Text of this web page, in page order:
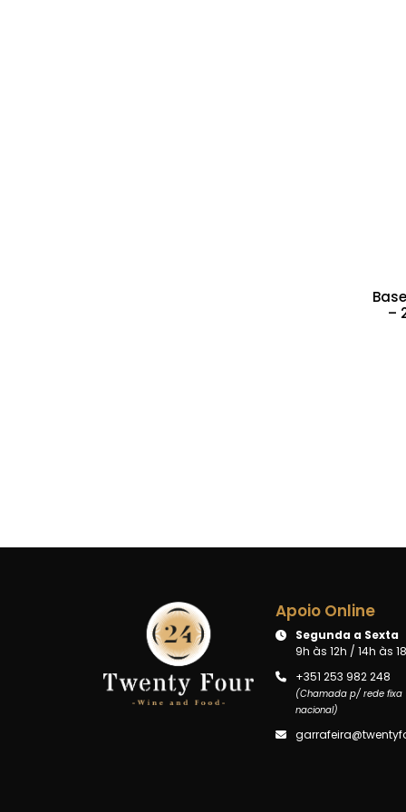
–
Apoio Online
Segunda a Sexta
9h às 12h / 14h às
+351 253 982 248
(Chamada p/ rede fixa
nacional)